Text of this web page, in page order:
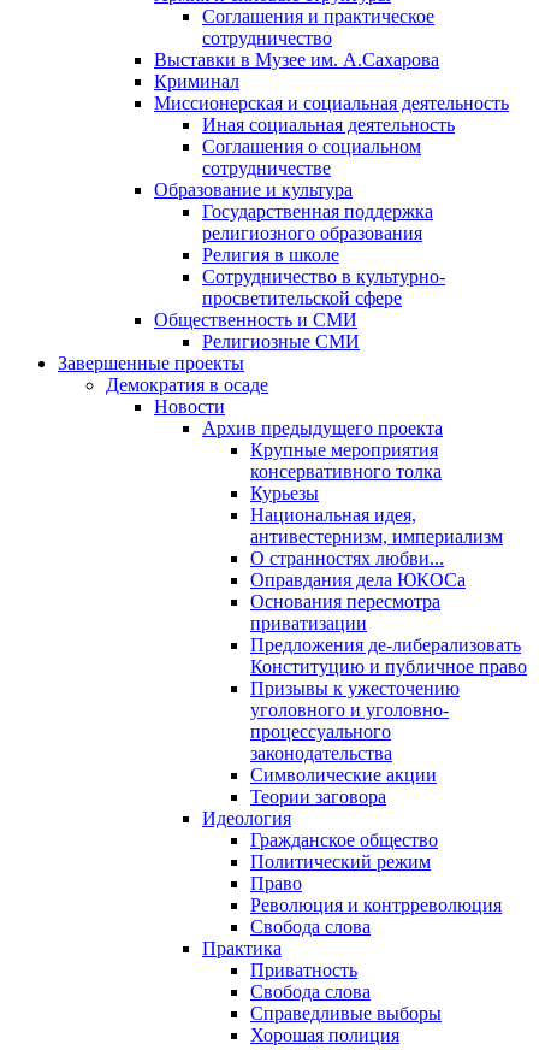
Соглашения и практическое
сотрудничество
Выставки в Музее им. А.Сахарова
Криминал
Миссионерская и социальная деятельность
Иная социальная деятельность
Соглашения о социальном
сотрудничестве
Образование и культура
Государственная поддержка
религиозного образования
Религия в школе
Сотрудничество в культурно-
просветительской сфере
Общественность и СМИ
Религиозные СМИ
Завершенные проекты
Демократия в осаде
Новости
Архив предыдущего проекта
Крупные мероприятия
консервативного толка
Курьезы
Национальная идея,
антивестернизм, империализм
О странностях любви...
Оправдания дела ЮКОСа
Основания пересмотра
приватизации
Предложения де-либерализовать
Конституцию и публичное право
Призывы к ужесточению
уголовного и уголовно-
процессуального
законодательства
Символические акции
Теории заговора
Идеология
Гражданское общество
Политический режим
Право
Революция и контрреволюция
Свобода слова
Практика
Приватность
Свобода слова
Справедливые выборы
Хорошая полиция